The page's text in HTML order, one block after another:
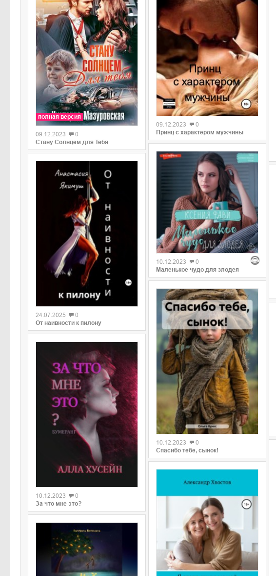
полная версия
09.12.2023
0
Стану Солнцем для Тебя
24.07.2025
0
От наивности к пилону
10.12.2023
0
За что мне это?
09.12.2023
0
Принц с характером мужчины
0
10.12.2023
0
Маленькое чудо для злодея
0
10.12.2023
0
Спасибо тебе, сынок!